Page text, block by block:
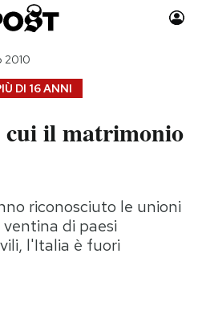
Auto
Moda
Storie/Idee
Ok Boomer!
Media
DI 16 ANNI
2010
cui il matrimonio
riconosciuto le unioni
di paesi
l'Italia è fuori